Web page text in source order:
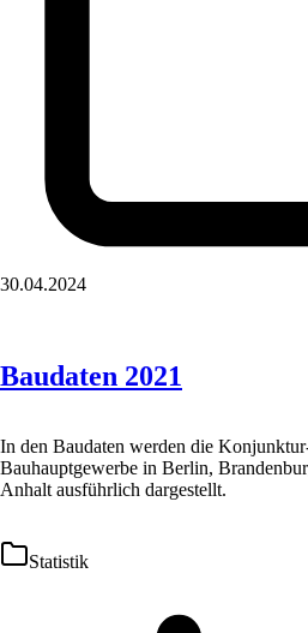
30.04.2024
Baudaten 2021
In den Baudaten werden die
Bauhauptgewerbe in Berlin,
Anhalt ausführlich dargestellt.
Statistik